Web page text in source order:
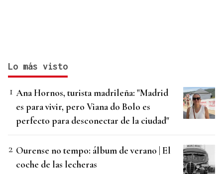
Lo más visto
Ana Hornos, turista madrileña: "Madrid
es para vivir, pero Viana do Bolo es
perfecto para desconectar de la ciudad"
Ourense no tempo: álbum de verano | El
coche de las lecheras